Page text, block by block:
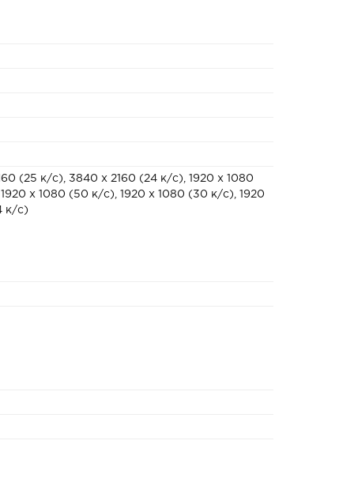
(25 к/с), 3840 x 2160 (24 к/с), 1920 x 1080
x 1080 (50 к/с), 1920 x 1080 (30 к/с), 1920
к/с)